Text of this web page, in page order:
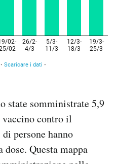
state somministrate 5,9
contro il
persone hanno
Questa mappa